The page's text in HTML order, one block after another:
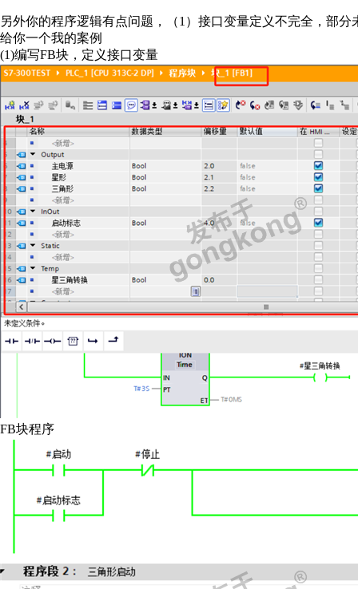
另外你的程序逻辑有点问题，（1）接口变量定义不完全，部
给你一个我的案例
(1)编写FB块，定义接口变量
FB块程序